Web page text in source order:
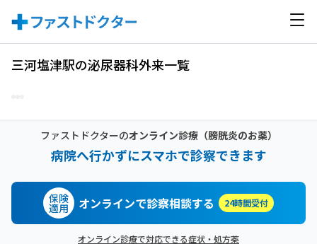
三河塩津駅の泌尿器科外来一覧
ファストドクターのオンライン診療（膀胱炎のお薬）
病院へ行かずにスマホで診察できます
保険
適用 オンラインで診察相談する 24時間受付
オンライン診療で対応できる症状・処方薬